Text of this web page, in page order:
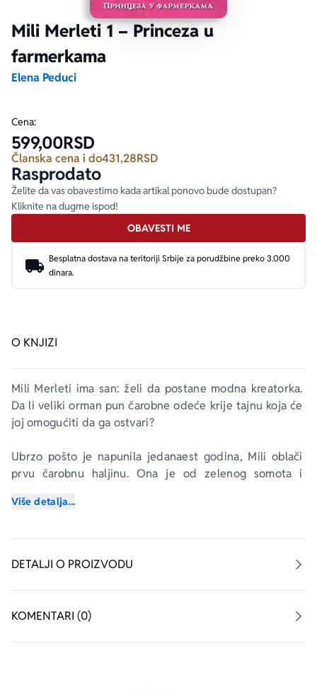
Mili Merleti 1 – Princeza u
farmerkama
Elena Peduci
O KNJIZI
Mili Merleti ima san: želi da postane modna kreatorka.
Da li veliki orman pun čarobne odeće krije tajnu koja će
joj omogućiti da ga ostvari?
Ubrzo pošto je napunila jedanaest godina, Mili oblači
prvu čarobnu haljinu. Ona je od zelenog somota i
uputstva i ... Hop! Katapultirana je u neverovatnu
moraće da otkrije tajnu tkanine i istovremeno zadovolji
stroge zahteve hirovite princeze Marije Antoanete.
Više detalja...
DETALJI O PROIZVODU
KOMENTARI (0)
Cena:
599,00RSD
Članska cena i do431,28RSD
Rasprodato
Želite da vas obavestimo kada artikal ponovo bude dostupan?
Kliknite na dugme ispod!
OBAVESTI ME
Besplatna dostava na teritoriji Srbije za porudžbine preko 3.000
dinara.
Ekranizovane knjige
Za poklon
E-knjige
Autori
Poezija
Lični razvoj i popularna psihologija
Biografija
Bojan Ljubenović
Dejan Tiago-Stanković
Milica Jakovljević Mir-Jam
Peter Handke
Harlan Koben
Elif Šafak